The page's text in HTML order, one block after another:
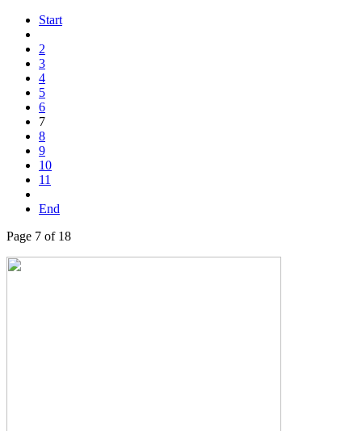
Start
2
3
4
5
6
7
8
9
10
11
End
Page 7 of 18